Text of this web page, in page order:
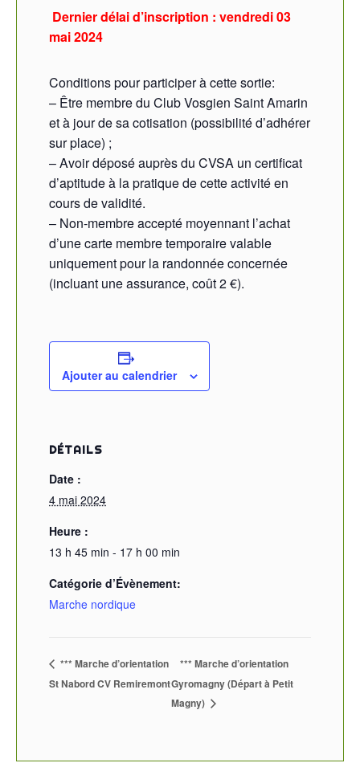
Dernier délai d’inscription : vendredi 03
mai 2024
Conditions pour participer à cette sortie:
– Être membre du Club Vosgien Saint Amarin
et à jour de sa cotisation (possibilité d’adhérer
sur place) ;
– Avoir déposé auprès du CVSA un certificat
d’aptitude à la pratique de cette activité en
cours de validité.
– Non-membre accepté moyennant l’achat
d’une carte membre temporaire valable
uniquement pour la randonnée concernée
(incluant une assurance, coût 2 €).
Ajouter au calendrier
DÉTAILS
Date :
4 mai 2024
Heure :
13 h 45 min - 17 h 00 min
Catégorie d’Évènement:
Marche nordique
*** Marche d’orientation
St Nabord CV Remiremont
*** Marche d’orientation
Gyromagny (Départ à Petit
Magny)